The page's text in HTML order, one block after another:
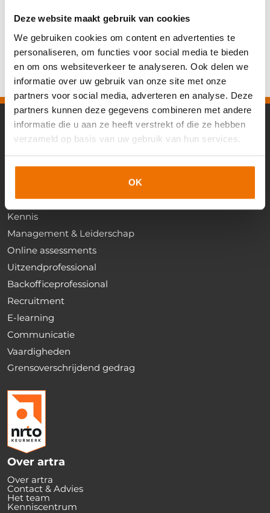
Deze website maakt gebruik van cookies
We gebruiken cookies om content en advertenties te
personaliseren, om functies voor social media te bieden
en om ons websiteverkeer te analyseren. Ook delen we
informatie over uw gebruik van onze site met onze
partners voor social media, adverteren en analyse. Deze
partners kunnen deze gegevens combineren met andere
informatie die u aan ze heeft verstrekt of die ze hebben
verzameld op basis van uw gebruik van hun services.
OK
verantwoordelijkheid en aansprakelijkheid voor enige schade, van welke aard
beslissingen die geheel of gedeeltelijk zijn gebaseerd op de informatie die
bedoeld in deze disclaimer dient ook te worden verstaan informatie
verkregen via op deze pagina’s opgenomen hyperlinks naar andere websites.
Onze trainingen & opleidingen
HR
Detachering
Kennis
Management & Leiderschap
Online assessments
Uitzendprofessional
Backofficeprofessional
Recruitment
E-learning
Communicatie
Vaardigheden
Grensoverschrijdend gedrag
Over artra
Over artra
Contact & Advies
Het team
Kenniscentrum